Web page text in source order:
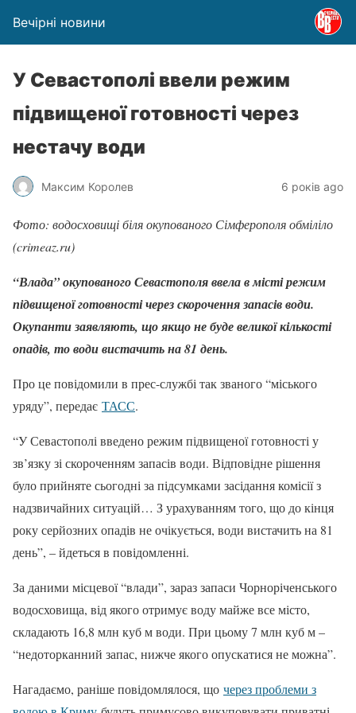
Вечірні новини
У Севастополі ввели режим
підвищеної готовності через
нестачу води
Максим Королев 6 років ago
Фото: водосховищі біля окупованого Сімферополя обміліло
(crimeaz.ru)
“Влада” окупованого Севастополя ввела в місті режим
підвищеної готовності через скорочення запасів води.
Окупанти заявляють, що якщо не буде великої кількості
опадів, то води вистачить на 81 день.
Про це повідомили в прес-службі так званого “міського
уряду”, передає ТАСС.
“У Севастополі введено режим підвищеної готовності у
зв’язку зі скороченням запасів води. Відповідне рішення
було прийняте сьогодні за підсумками засідання комісії з
надзвичайних ситуацій… З урахуванням того, що до кінця
року серйозних опадів не очікується, води вистачить на 81
день”, – йдеться в повідомленні.
За даними місцевої “влади”, зараз запаси Чорноріченського
водосховища, від якого отримує воду майже все місто,
складають 16,8 млн куб м води. При цьому 7 млн куб м –
“недоторканний запас, нижче якого опускатися не можна”.
Нагадаємо, раніше повідомлялося, що через проблеми з